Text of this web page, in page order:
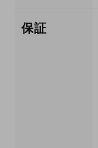
保証